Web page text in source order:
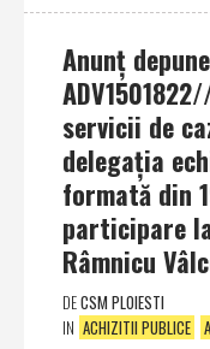
Anunţ
servicii de
delegaţia
formată din
participare
Râmnicu
DECSM PLOIESTI
IN ACHIZITII PUBLICE